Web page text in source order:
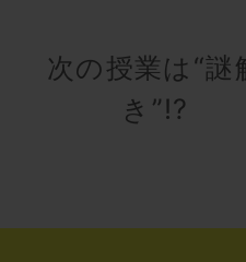
次の授業は“謎
き”!?